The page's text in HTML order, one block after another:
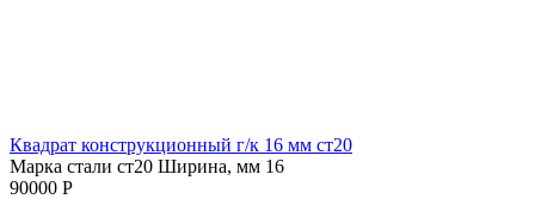
Квадрат конструкционный г/к 16 мм cт20
Марка стали ст20 Ширина, мм 16
90000 Р